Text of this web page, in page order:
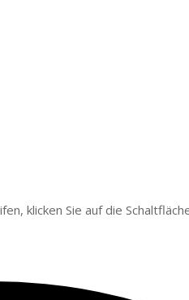
klicken Sie auf die